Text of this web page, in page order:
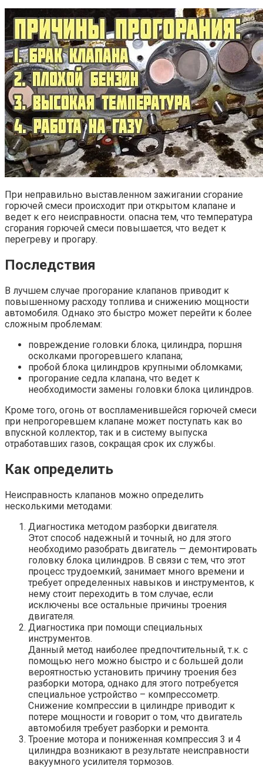
При неправильно выставленном зажигании сгорание
горючей смеси происходит при открытом клапане и
ведет к его неисправности. опасна тем, что температура
сгорания горючей смеси повышается, что ведет к
перегреву и прогару.
Последствия
В лучшем случае прогорание клапанов приводит к
повышенному расходу топлива и снижению мощности
автомобиля. Однако это быстро может перейти к более
сложным проблемам:
повреждение головки блока, цилиндра, поршня
осколками прогоревшего клапана;
пробой блока цилиндров крупными обломками;
прогорание седла клапана, что ведет к
необходимости замены головки блока цилиндров.
Кроме того, огонь от воспламенившейся горючей смеси
при непрогоревшем клапане может поступать как во
впускной коллектор, так и в систему выпуска
отработавших газов, сокращая срок их службы.
Как определить
Неисправность клапанов можно определить
несколькими методами:
Диагностика методом разборки двигателя.
Этот способ надежный и точный, но для этого
необходимо разобрать двигатель — демонтировать
головку блока цилиндров. В связи с тем, что этот
процесс трудоемкий, занимает много времени и
требует определенных навыков и инструментов, к
нему стоит переходить в том случае, если
исключены все остальные причины троения
двигателя.
Диагностика при помощи специальных
инструментов.
Данный метод наиболее предпочтительный, т.к. с
помощью него можно быстро и с большей доли
вероятностью установить причину троения без
разборки мотора, однако для этого потребуется
специальное устройство – компрессометр.
Снижение компрессии в цилиндре приводит к
потере мощности и говорит о том, что двигатель
автомобиля требует разборки и ремонта.
Троение мотора и пониженная компрессия 3 и 4
цилиндра возникают в результате неисправности
вакуумного усилителя тормозов.